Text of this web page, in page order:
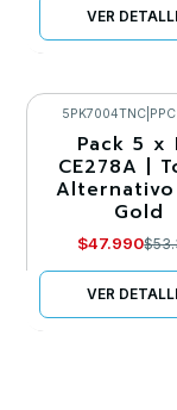
VER
-10%
Agotado
5PK7004TNC|
Pack 5 x
CE278A |
Alternativo
Gold
$47.990
VER